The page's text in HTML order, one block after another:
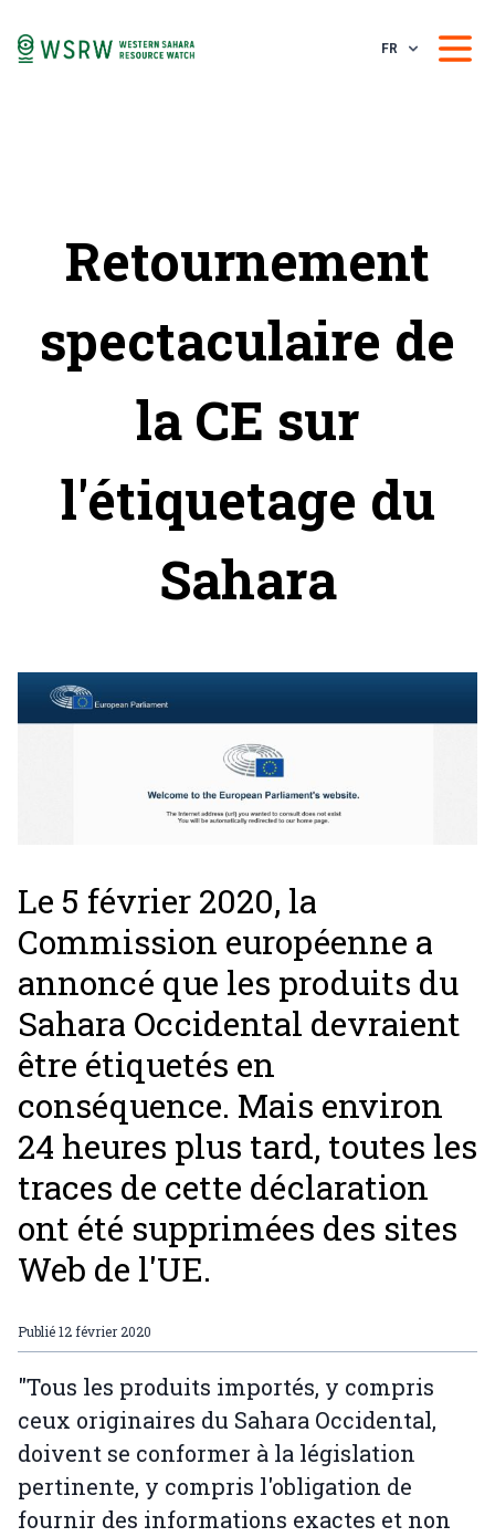
FR
Retournement
spectaculaire de
la CE sur
l'étiquetage du
Sahara
Le 5 février 2020, la
Commission européenne a
annoncé que les produits du
Sahara Occidental devraient
être étiquetés en
conséquence. Mais environ
24 heures plus tard, toutes les
traces de cette déclaration
ont été supprimées des sites
Web de l'UE.
Publié12 février 2020
"Tous les produits importés, y compris
ceux originaires du Sahara Occidental,
doivent se conformer à la législation
pertinente, y compris l'obligation de
fournir des informations exactes et non